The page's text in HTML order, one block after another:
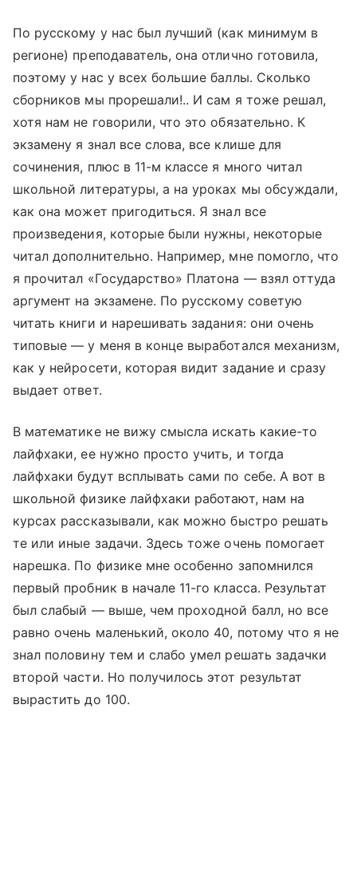
По русскому у нас был лучший (как минимум в
регионе) преподаватель, она отлично готовила,
поэтому у нас у всех большие баллы. Сколько
сборников мы прорешали!.. И сам я тоже решал,
хотя нам не говорили, что это обязательно. К
экзамену я знал все слова, все клише для
сочинения, плюс в 11-м классе я много читал
школьной литературы, а на уроках мы обсуждали,
как она может пригодиться. Я знал все
произведения, которые были нужны, некоторые
читал дополнительно. Например, мне помогло, что
я прочитал «Государство» Платона — взял оттуда
аргумент на экзамене. По русскому советую
читать книги и нарешивать задания: они очень
типовые — у меня в конце выработался механизм,
как у нейросети, которая видит задание и сразу
выдает ответ.
В математике не вижу смысла искать какие-то
лайфхаки, ее нужно просто учить, и тогда
лайфхаки будут всплывать сами по себе. А вот в
школьной физике лайфхаки работают, нам на
курсах рассказывали, как можно быстро решать
те или иные задачи. Здесь тоже очень помогает
нарешка. По физике мне особенно запомнился
первый пробник в начале 11-го класса. Результат
был слабый — выше, чем проходной балл, но все
равно очень маленький, около 40, потому что я не
знал половину тем и слабо умел решать задачки
второй части. Но получилось этот результат
вырастить до 100.